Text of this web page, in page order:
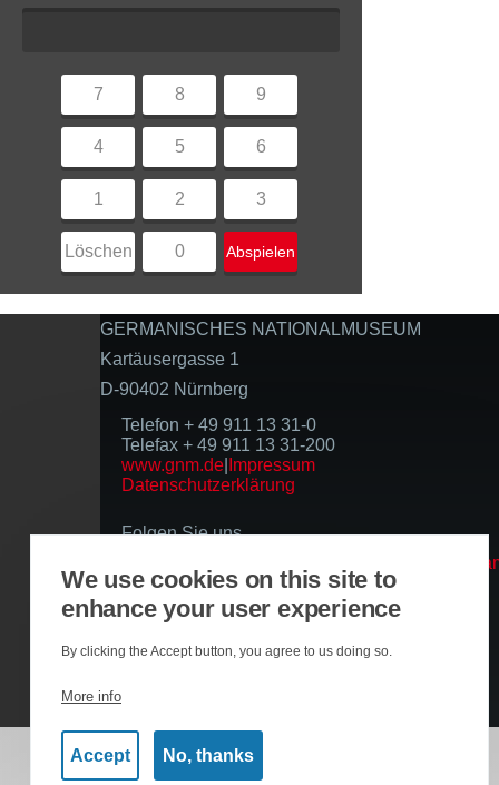
7 8 9
4 5 6
1 2 3
Löschen 0 Abspielen
GERMANISCHES NATIONALMUSEUM
Kartäusergasse 1
D-90402 Nürnberg
Telefon + 49 911 13 31-0
Telefax + 49 911 13 31-200
www.gnm.de Impressum
Datenschutzerklärung
Folgen Sie uns
Basierend auf der Infrastruktur
We use cookies on this site to
enhance your user experience
By clicking the Accept button, you agree to us doing so.
More info
Accept No, thanks